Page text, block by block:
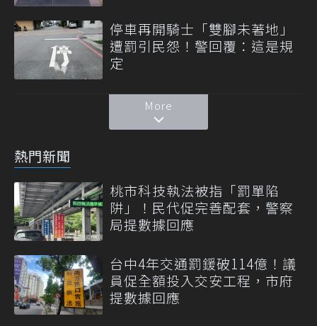
停車再開騎士「雙腳未著地」
遭罰引民怨！警回覆：這是規
定
More
熱門新聞
桃市科技執法被指「罰單陷
阱」！民代促完善配套，警察
局提數據回應
台中4年交通罰鍰破114億！議
員促全額投入交安工程，市府
提數據回應